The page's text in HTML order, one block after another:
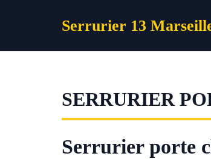
Serrurier 13
SERRURIER
Serrurier porte